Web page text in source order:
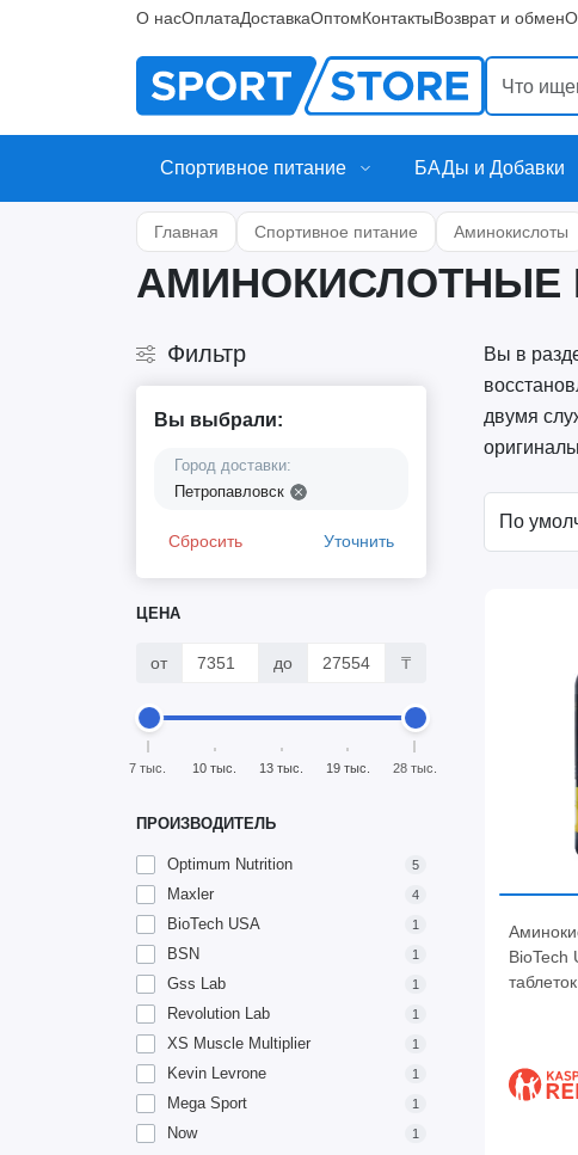
О насОплатаДоставкаОптомКонтактыВозврат и обмен
Спортивное питание БАДы и Добавки
Главная Спортивное питание Аминокислоты
АМИНОКИСЛОТНЫЕ
Фильтр
Вы выбрали:
Город доставки:
Петропавловск
Сбросить Уточнить
ЦЕНА
от до ₸
7 тыс. 10 тыс. 13 тыс. 19 тыс. 28 тыс.
ПРОИЗВОДИТЕЛЬ
Optimum Nutrition 5
Maxler 4
BioTech USA 1
BSN 1
Gss Lab 1
Revolution Lab 1
XS Muscle Multiplier 1
Kevin Levrone 1
Mega Sport 1
Now 1
Вы в
двумя
BioTech
таблеток